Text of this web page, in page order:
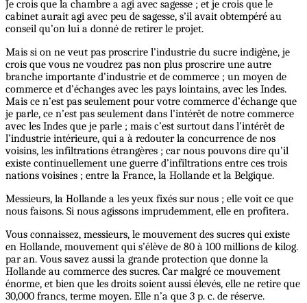
Je crois que la chambre a agi avec sagesse ; et je crois que le
cabinet aurait agi avec peu de sagesse, s’il avait obtempéré au
conseil qu’on lui a donné de retirer le projet.
Mais si on ne veut pas proscrire l’industrie du sucre indigène, je
crois que vous ne voudrez pas non plus proscrire une autre
branche importante d’industrie et de commerce ; un moyen de
commerce et d’échanges avec les pays lointains, avec les Indes.
Mais ce n’est pas seulement pour votre commerce d’échange que
je parle, ce n’est pas seulement dans l’intérêt de notre commerce
avec les Indes que je parle ; mais c’est surtout dans l’intérêt de
l’industrie intérieure, qui a à redouter la concurrence de nos
voisins, les infiltrations étrangères ; car nous pouvons dire qu’il
existe continuellement une guerre d’infiltrations entre ces trois
nations voisines ; entre la France, la Hollande et la Belgique.
Messieurs, la Hollande a les yeux fixés sur nous ; elle voit ce que
nous faisons. Si nous agissons imprudemment, elle en profitera.
Vous connaissez, messieurs, le mouvement des sucres qui existe
en Hollande, mouvement qui s’élève de 80 à 100 millions de kilog.
par an. Vous savez aussi la grande protection que donne la
Hollande au commerce des sucres. Car malgré ce mouvement
énorme, et bien que les droits soient aussi élevés, elle ne retire que
30,000 francs, terme moyen. Elle n’a que 3 p. c. de réserve.